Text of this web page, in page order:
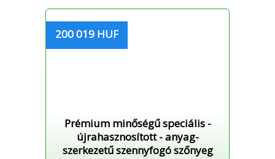
200 019 HUF
Prémium minőségű speciális -
újrahasznosított - anyag-
szerkezetű szennyfogó szőnyeg